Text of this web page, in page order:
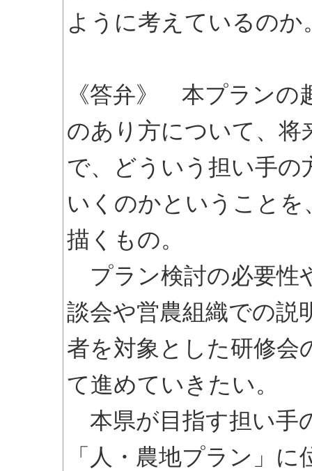
ように考えているのか
《答弁》 本プランの
のあり方について、将
で、どういう担い手の
いくのかということ
描くもの。
プラン検討の必要性
談会や営農組織での説
者を対象とした研修会
て進めていきたい。
本県が目指す担い手
「人・農地プラン」